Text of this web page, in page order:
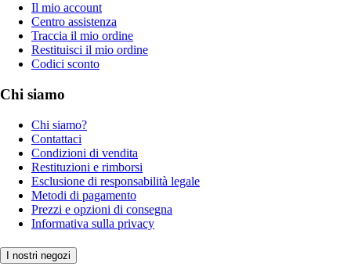
Il mio account
Centro assistenza
Traccia il mio ordine
Restituisci il mio ordine
Codici sconto
Chi siamo
Chi siamo?
Contattaci
Condizioni di vendita
Restituzioni e rimborsi
Esclusione di responsabilità legale
Metodi di pagamento
Prezzi e opzioni di consegna
Informativa sulla privacy
I nostri negozi